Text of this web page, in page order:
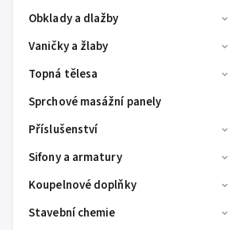
Obklady a dlažby
Vaničky a žlaby
Topná tělesa
Sprchové masážní panely
Příslušenství
Sifony a armatury
Koupelnové doplňky
Stavební chemie